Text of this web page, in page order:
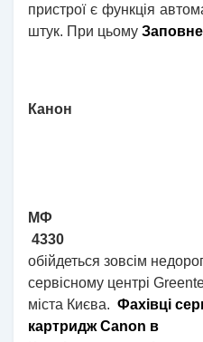
пристрої є функція
штук. При цьому
Канон
МФ
4330
обійдеться зовсім
сервісному центрі
міста Києва. Фахівці
картридж Canon в